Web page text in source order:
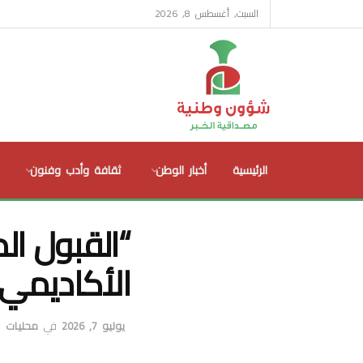
السبت, أغسطس 8, 2026
الرئيسية أخبار الوطن ثقافة وأدب وفنون
“القبول
الأكاديمي 2026-
يوليو 7, 2026 في محليات